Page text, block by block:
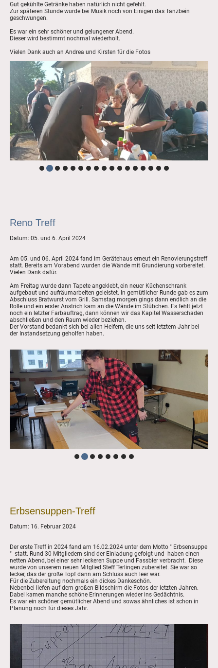
Gut gekühlte Getränke haben natürlich nicht gefehlt.
Zur späteren Stunde wurde bei Musik noch von Einigen das Tanzbein
geschwungen.
Es war ein sehr schöner und gelungener Abend.
Dieser wird bestimmt nochmal wiederholt.
Vielen Dank auch an Andrea und Kirsten für die Fotos
Reno Treff
Datum: 05. und 6. April 2024
Am 05. und 06. April 2024 fand im Gerätehaus erneut ein Renovierungstreff
statt. Bereits am Vorabend wurden die Wände mit Grundierung vorbereitet.
Vielen Dank dafür.
Am Freitag wurde dann Tapete angeklebt, ein neuer Küchenschrank
aufgebaut und aufräumarbeiten geleistet. In gemütlicher Runde gab es zum
Abschluss Bratwurst vom Grill. Samstag morgen gings dann endlich an die
Rolle und ein erster Anstrich kam an die Wände im Stübchen. Es fehlt jetzt
noch ein letzter Farbauftrag, dann können wir das Kapitel Wasserschaden
abschließen und den Raum wieder beziehen.
Der Vorstand bedankt sich bei allen Helfern, die uns seit letztem Jahr bei
der Instandsetzung geholfen haben.
Erbsensuppen-Treff
Datum: 16. Februar 2024
Der erste Treff in 2024 fand am 16.02.2024 unter dem Motto " Erbsensuppe
" statt. Rund 30 Mitgliedern sind der Einladung gefolgt und haben einen
netten Abend, bei einer sehr leckeren Suppe und Fassbier verbracht. Diese
wurde von unserem neuen Mitglied Steff Terlingen zubereitet. Sie war so
lecker, das der große Topf dann am Schluss auch leer war.
Für die Zubereitung nochmals ein dickes Dankeschön.
Nebenbei liefen auf dem großen Bildschirm die Fotos der letzten Jahren.
Dabei kamen manche schöne Erinnerungen wieder ins Gedächtnis.
Es war ein schöner gemütlicher Abend und sowas ähnliches ist schon in
Planung noch für dieses Jahr.